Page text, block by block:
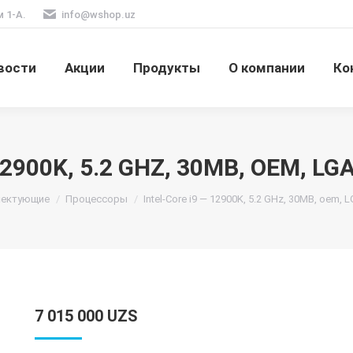
1-А. info@wshop.uz
Акции Продукты О компании
5.2 GHZ, 30MB, OEM,
Процессоры Intel-Core i9 — 12900K, 5.2 GHz, 30MB, oem,
7 015 000 UZS